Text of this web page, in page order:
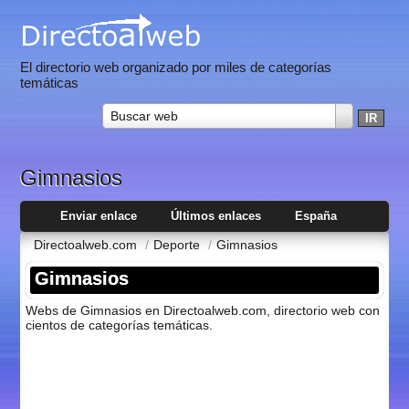
El directorio web organizado por miles de categorías
temáticas
Buscar web
Gimnasios
Enviar enlace Últimos enlaces España
Directoalweb.com / Deporte / Gimnasios
Gimnasios
Webs de Gimnasios en Directoalweb.com, directorio web con
cientos de categorí­as temáticas.